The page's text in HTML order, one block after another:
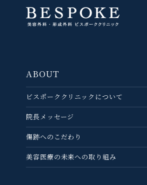
ABOUT
ビスポーククリニックについて
院長メッセージ
傷跡へのこだわり
美容医療の未来への取り組み